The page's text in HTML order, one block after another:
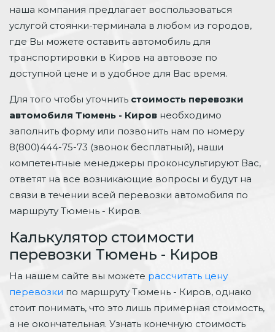
наша компания предлагает воспользоваться
услугой стоянки-терминала в любом из городов,
где Вы можете оставить автомобиль для
транспортировки в Киров на автовозе по
доступной цене и в удобное для Вас время.
Для того чтобы уточнить стоимость перевозки
автомобиля Тюмень - Киров необходимо
заполнить форму или позвонить нам по номеру
8(800)444-75-73 (звонок бесплатный), наши
компетентные менеджеры проконсультируют Вас,
ответят на все возникающие вопросы и будут на
связи в течении всей перевозки автомобиля по
маршруту Тюмень - Киров.
Калькулятор стоимости
перевозки Тюмень - Киров
На нашем сайте вы можете рассчитать цену
перевозки по маршруту Тюмень - Киров, однако
стоит понимать, что это лишь примерная стоимость,
а не окончательная. Узнать конечную стоимость